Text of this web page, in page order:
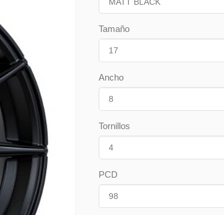
Tamaño
Ancho
Tornillos
PCD